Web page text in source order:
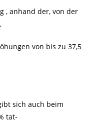
, anhand der, von der
von bis zu 37,5
sich auch beim
tat-